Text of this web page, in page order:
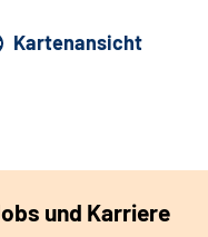
Kartenansicht
und Karriere